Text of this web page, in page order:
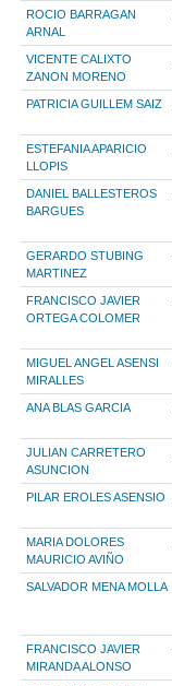
ROCIO BARRAGAN
ARNAL
VICENTE CALIXTO
ZANON MORENO
PATRICIA GUILLEM SAIZ
ESTEFANIA APARICIO
LLOPIS
DANIEL BALLESTEROS
BARGUES
GERARDO STUBING
MARTINEZ
FRANCISCO JAVIER
ORTEGA COLOMER
MIGUEL ANGEL ASENSI
MIRALLES
ANA BLAS GARCIA
JULIAN CARRETERO
ASUNCION
PILAR EROLES ASENSIO
MARIA DOLORES
MAURICIO AVIÑO
SALVADOR MENA MOLLA
FRANCISCO JAVIER
MIRANDA ALONSO